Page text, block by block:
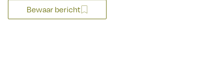
Bewaar bericht